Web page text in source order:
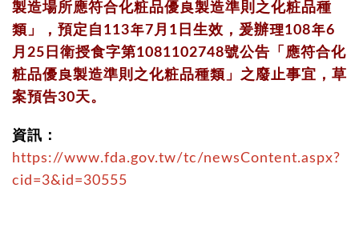
製造場所應符合化粧品優良製造準則之化粧品種
類」，預定自113年7月1日生效，爰辦理108年6
月25日衛授食字第1081102748號公告「應符合化
粧品優良製造準則之化粧品種類」之廢止事宜，草
案預告30天。
資訊：
https://www.fda.gov.tw/tc/newsContent.aspx?
cid=3&id=30555